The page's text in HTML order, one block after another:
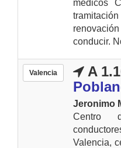
médicos
conducir.
Valencia A
Jeronimo
Centro
Valencia,